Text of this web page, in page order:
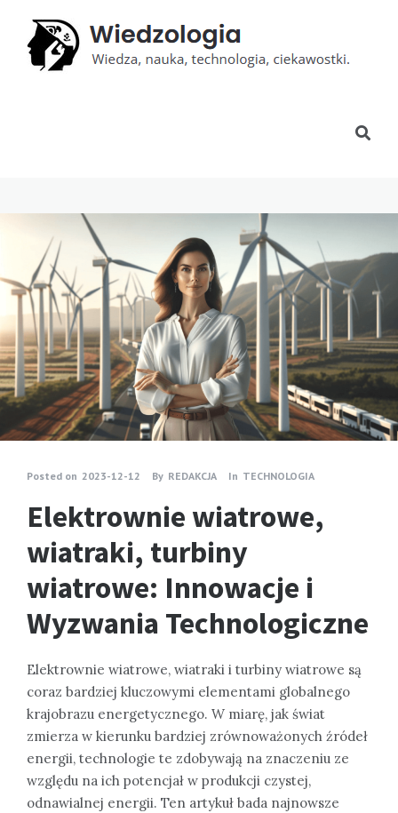
Posted on 2023-12-12 By REDAKCJA In TECHNOLOGIA
Elektrownie wiatrowe,
wiatraki, turbiny
wiatrowe: Innowacje i
Wyzwania Technologiczne
Elektrownie wiatrowe, wiatraki i turbiny wiatrowe są
coraz bardziej kluczowymi elementami globalnego
krajobrazu energetycznego. W miarę, jak świat
zmierza w kierunku bardziej zrównoważonych źródeł
energii, technologie te zdobywają na znaczeniu ze
względu na ich potencjał w produkcji czystej,
odnawialnej energii. Ten artykuł bada najnowsze